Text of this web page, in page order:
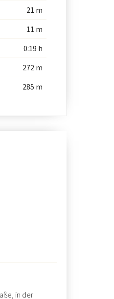
21 m
11 m
0:19 h
272 m
285 m
in der